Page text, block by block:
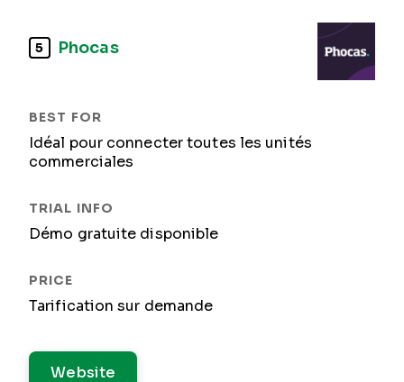
5 Phocas
Idéal pour connecter toutes les unités
commerciales
Démo gratuite disponible
Tarification sur demande
Website